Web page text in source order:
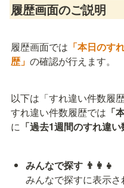
履歴画面のご説明
履歴画面では 「本日のす
歴」 の確認が行えます。
以下は「すれ違い件数履
すれ違い件数履歴では 「
に 「過去1週間のすれ違い
みんなで探す 👨‍👩‍👧
みんなで探すに表示